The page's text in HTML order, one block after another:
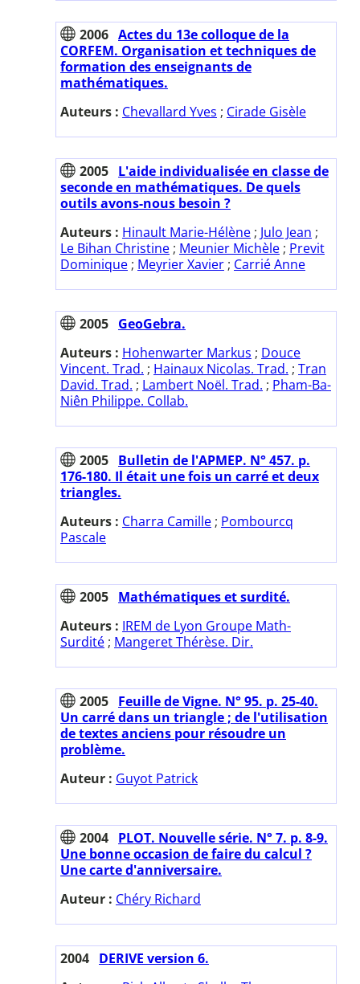
2006 Actes du 13e colloque de la
CORFEM. Organisation et techniques de
formation des enseignants de
mathématiques.
Auteurs : Chevallard Yves ; Cirade Gisèle
2005 L'aide individualisée en classe de
seconde en mathématiques. De quels
outils avons-nous besoin ?
Auteurs : Hinault Marie-Hélène ; Julo Jean ;
Le Bihan Christine ; Meunier Michèle ; Previt
Dominique ; Meyrier Xavier ; Carrié Anne
2005 GeoGebra.
Auteurs : Hohenwarter Markus ; Douce
Vincent. Trad. ; Hainaux Nicolas. Trad. ; Tran
David. Trad. ; Lambert Noël. Trad. ; Pham-Ba-
Niên Philippe. Collab.
2005 Bulletin de l'APMEP. N° 457. p.
176-180. Il était une fois un carré et deux
triangles.
Auteurs : Charra Camille ; Pombourcq
Pascale
2005 Mathématiques et surdité.
Auteurs : IREM de Lyon Groupe Math-
Surdité ; Mangeret Thérèse. Dir.
2005 Feuille de Vigne. N° 95. p. 25-40.
Un carré dans un triangle ; de l'utilisation
de textes anciens pour résoudre un
problème.
Auteur : Guyot Patrick
2004 PLOT. Nouvelle série. N° 7. p. 8-9.
Une bonne occasion de faire du calcul ?
Une carte d'anniversaire.
Auteur : Chéry Richard
2004 DERIVE version 6.